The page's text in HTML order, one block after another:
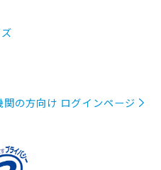
関の方向け ログインページ